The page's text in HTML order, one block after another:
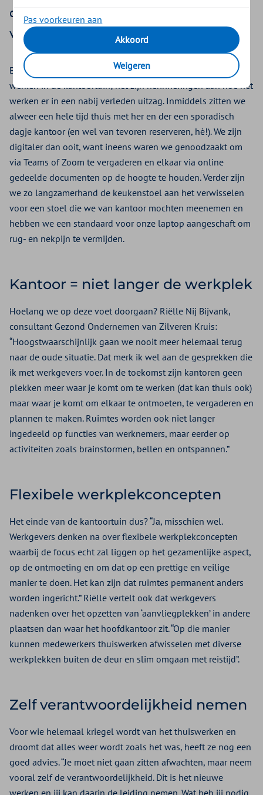
dat gewend waren of zijn sommige
veranderingen blijvend?
Een praatje bij de koffiemachine, een spontaan overleg,
werken in de kantoortuin; het zijn herinneringen aan hoe het
werken er in een nabij verleden uitzag. Inmiddels zitten we
alweer een hele tijd thuis met her en der een sporadisch
dagje kantoor (en wel van tevoren reserveren, hè!). We zijn
digitaler dan ooit, want ineens waren we genoodzaakt om
via Teams of Zoom te vergaderen en elkaar via online
gedeelde documenten op de hoogte te houden. Verder zijn
we zo langzamerhand de keukenstoel aan het verwisselen
voor een stoel die we van kantoor mochten meenemen en
hebben we een standaard voor onze laptop aangeschaft om
rug- en nekpijn te vermijden.
Kantoor = niet langer de werkplek
Hoelang we op deze voet doorgaan? Riëlle Nij Bijvank,
consultant Gezond Ondernemen van Zilveren Kruis:
“Hoogstwaarschijnlijk gaan we nooit meer helemaal terug
naar de oude situatie. Dat merk ik wel aan de gesprekken die
ik met werkgevers voer. In de toekomst zijn kantoren geen
plekken meer waar je komt om te werken (dat kan thuis ook)
maar waar je komt om elkaar te ontmoeten, te vergaderen en
plannen te maken. Ruimtes worden ook niet langer
ingedeeld op functies van werknemers, maar eerder op
activiteiten zoals brainstormen, bellen en ontspannen.”
Flexibele werkplekconcepten
Het einde van de kantoortuin dus? “Ja, misschien wel.
Werkgevers denken na over flexibele werkplekconcepten
waarbij de focus echt zal liggen op het gezamenlijke aspect,
op de ontmoeting en om dat op een prettige en veilige
manier te doen. Het kan zijn dat ruimtes permanent anders
worden ingericht.” Riëlle vertelt ook dat werkgevers
nadenken over het opzetten van ‘aanvliegplekken’ in andere
plaatsen dan waar het hoofdkantoor zit. “Op die manier
kunnen medewerkers thuiswerken afwisselen met diverse
werkplekken buiten de deur en slim omgaan met reistijd”.
Zelf verantwoordelijkheid nemen
Voor wie helemaal kriegel wordt van het thuiswerken en
droomt dat alles weer wordt zoals het was, heeft ze nog een
goed advies. “Je moet niet gaan zitten afwachten, maar neem
vooral zelf de verantwoordelijkheid. Dit is het nieuwe
Pas voorkeuren aan
Akkoord
Weigeren